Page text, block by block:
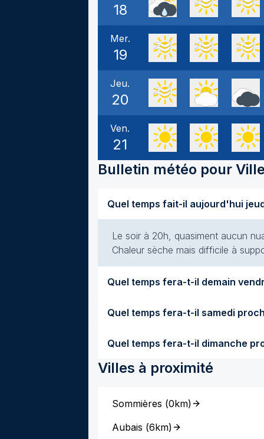
18
Mer.
19
Jeu.
20
Ven.
21
Bulletin météo pour
Le soir à 20h, quasiment aucun
Chaleur sèche mais difficile à
Villes à proximité
Sommières (0km)
Aubais (6km)